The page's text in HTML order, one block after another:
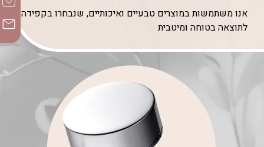
אנו משתמשות במוצרים טבעיים ואיכותיים, שנבחרו בקפידה
לתוצאה בטוחה ומיטבית